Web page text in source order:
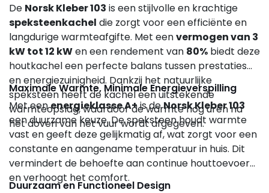
De Norsk Kleber 103 is een stijlvolle en krachtige
speksteenkachel die zorgt voor een efficiënte en
langdurige warmteafgifte. Met eenvermogen van 3
kW tot 12 kWen een rendement van 80% biedt deze
houtkachel een perfecte balans tussen prestaties
en energiezuinigheid. Dankzij het natuurlijke
speksteen heeft de kachel een uitstekende
warmteopslag, waardoor de warmte nog uren na
het doven van het vuur wordt afgegeven.
Maximale Warmte, Minimale Energieverspilling
Met eenenergieklasse A+is deNorsk Kleber 103
een duurzame keuze. De speksteen houdt warmte
vast en geeft deze gelijkmatig af, wat zorgt voor een
constante en aangename temperatuur in huis. Dit
vermindert de behoefte aan continue houttoevoer
en verhoogt het comfort.
Duurzaam en Functioneel Design